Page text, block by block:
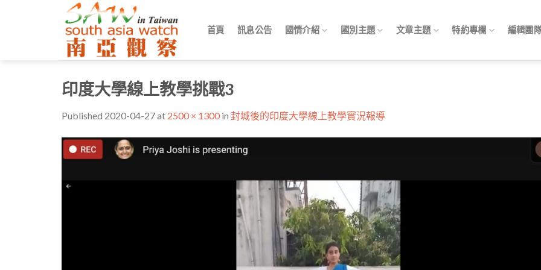
首頁 訊息公告 國情介紹 國別主題 文章主題 特約專欄 編輯團
印度大學線上教學挑戰3
Published 2020-04-27at 2500 × 1300 in 封城後的印度大學線上教學實況報導